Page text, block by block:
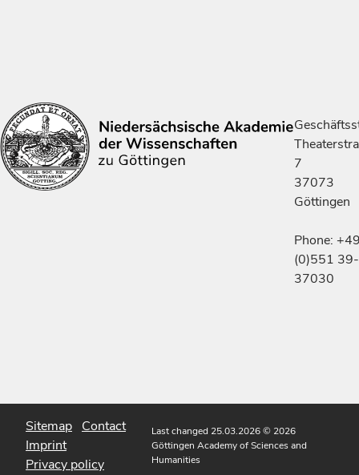
7
37073
Göttingen
Phone:
(0)551 39-
37030
Sitemap Contact
Imprint
Privacy policy
Last changed 25.03.2026© 2026
Göttingen Academy of Sciences and
Humanities